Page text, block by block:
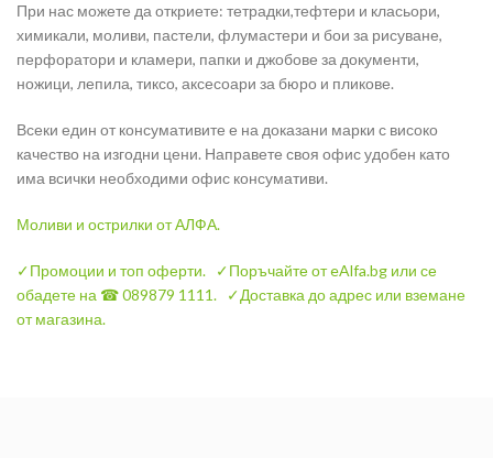
При нас можете да откриете: тетрадки,тефтери и класьори,
химикали, моливи, пастели, флумастери и бои за рисуване,
перфоратори и кламери, папки и джобове за документи,
ножици, лепила, тиксо, аксесоари за бюро и пликове.
Всеки един от консумативите е на доказани марки с високо
качество на изгодни цени. Направете своя офис удобен като
има всички необходими офис консумативи.
Моливи и острилки от АЛФА.
✓Промоции и топ оферти.
✓Поръчайте от eAlfa.bg или се
обадете на ☎ 089879 1111.
✓Доставка до адрес или вземане
от магазина.